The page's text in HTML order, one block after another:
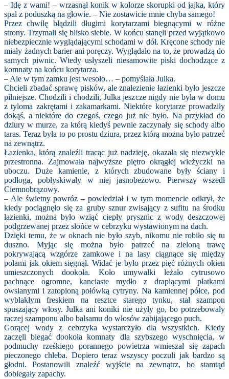
– Idę z wami! – wrzasnął konik w kolorze skorupki od jajka, który
spał z poduszką na głowie. – Nie zostawicie mnie chyba samego!
Przez chwilę błądzili długimi korytarzami biegnącymi w różne
strony. Trzymali się blisko siebie. W końcu stanęli przed wyjątkowo
niebezpiecznie wyglądającymi schodami w dół. Kręcone schody nie
miały żadnych barier ani poręczy. Wyglądało na to, że prowadzą do
samych piwnic. Wtedy usłyszeli niesamowite piski dochodzące z
komnaty na końcu korytarza.
– Ale w tym zamku jest wesoło… – pomyślała Julka.
Chcieli zbadać sprawę pisków, ale znalezienie łazienki było jeszcze
pilniejsze. Chodzili i chodzili, Julka jeszcze nigdy nie była w domu
z tyloma zakrętami i zakamarkami. Niektóre korytarze prowadziły
dokąś, a niektóre do czegoś, czego już nie było. Na przykład do
dziury w murze, za którą kiedyś pewnie zaczynały się schody albo
taras. Teraz była to po prostu dziura, przez którą można było patrzeć
na zewnątrz.
Łazienka, którą znaleźli tracąc już nadzieję, okazała się niezwykle
przestronna. Zajmowała najwyższe piętro okrągłej wieżyczki na
uboczu. Duże kamienie, z których zbudowane były ściany i
podłoga, pobłyskiwały w niej jasnobeżowo. Pierwszy wszedł
Ciemnobrązowy.
– Ale świetny powróz – powiedział i w tym momencie odkrył, że
kiedy pociągnęło się za gruby sznur zwisający z sufitu na środku
łazienki, można było wziąć ciepły prysznic z wody deszczowej
podgrzewanej przez słońce w cebrzyku wystawionym na dach.
Dzięki temu, że w oknach nie było szyb, nikomu nie robiło się tu
duszno. Myjąc się można było patrzeć na zieloną trawę
pokrywającą wzgórze zamkowe i na lasy ciągnące się między
polami jak okiem sięgnął. Widać je było przez pięć różnych okien
umieszczonych dookoła. Koło umywalki leżało cytrusowo
pachnące ogromne, kanciaste mydło z drapiącymi płatkami
owsianymi i zatopioną połówką cytryny. Na kamiennej półce, pod
wyblakłym freskiem na resztce starego tynku, stał szampon
spuszający włosy. Julka ani koniki nie użyły go, bo potrzebowały
raczej szamponu albo balsamu do włosów zabijającego puch.
Gorącej wody z cebrzyka wystarczyło dla wszystkich. Kiedy
zaczęli biegać dookoła komnaty dla szybszego wyschnięcia, w
podmuchy rześkiego porannego powietrza wmieszał się zapach
pieczonego chleba. Dopiero teraz wszyscy poczuli jak bardzo są
głodni. Postanowili znaleźć wyjście na zewnątrz, bo stamtąd
dobiegały zapachy.